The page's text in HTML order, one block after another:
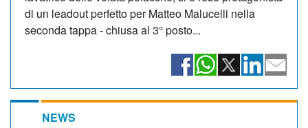
di un leadout perfetto per Matteo Malucelli nella
seconda tappa - chiusa al 3° posto...
NEWS